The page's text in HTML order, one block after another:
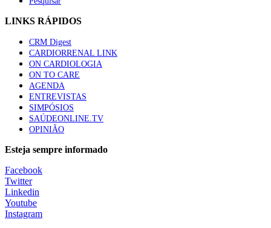
LINKS RÁPIDOS
CRM Digest
CARDIORRENAL LINK
ON CARDIOLOGIA
ON TO CARE
AGENDA
ENTREVISTAS
SIMPÓSIOS
SAÚDEONLINE.TV
OPINIÃO
Esteja sempre informado
Facebook
Twitter
Linkedin
Youtube
Instagram